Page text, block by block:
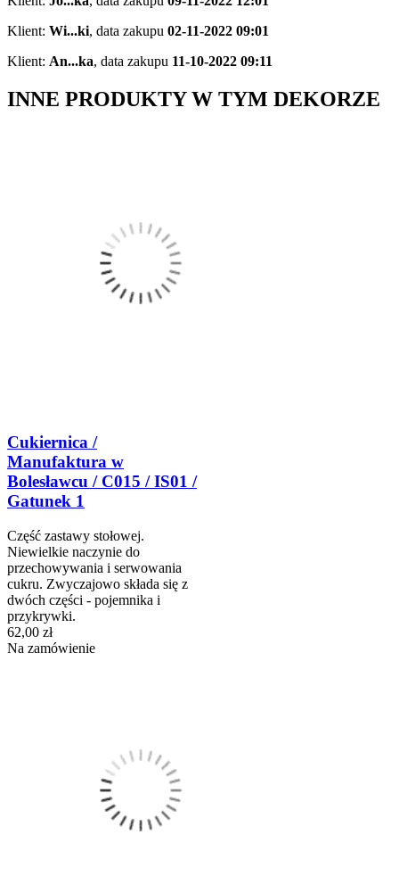
Klient: Wi...ki, data zakupu 02-11-2022 09:01
Klient: An...ka, data zakupu 11-10-2022 09:11
INNE PRODUKTY W TYM DEKORZE
Cukiernica /
Manufaktura w
Bolesławcu / C015 / IS01 /
Gatunek 1
Część zastawy stołowej.
Niewielkie naczynie do
przechowywania i serwowania
cukru. Zwyczajowo składa się z
dwóch części - pojemnika i
przykrywki.
62,00 zł
Na zamówienie